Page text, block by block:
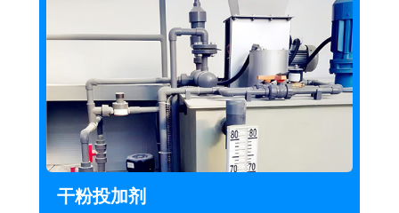
干粉投加剂